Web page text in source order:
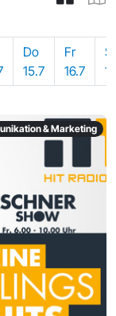
Do
15.7
Fr
16.7
& Marketing